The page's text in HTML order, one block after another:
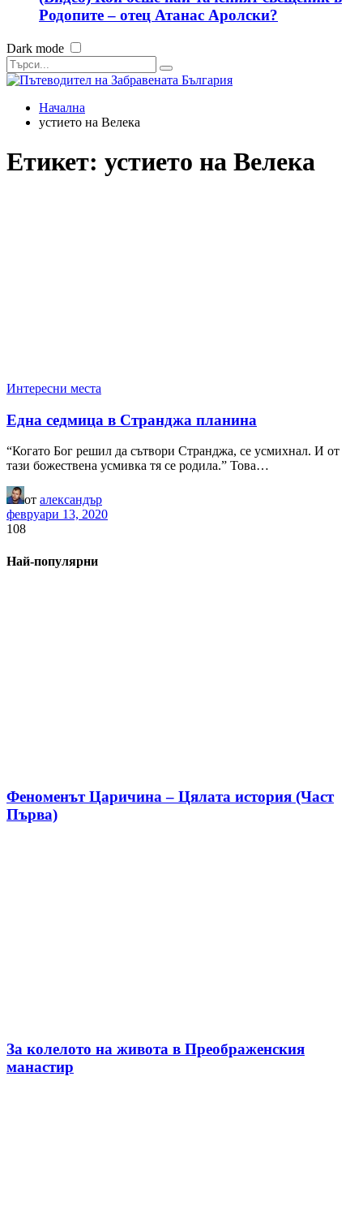
Родопите – отец Атанас Аролски?
Dark mode
Начална
устието на Велека
Етикет: устието на Велека
Интересни места
Една седмица в Странджа планина
“Когато Бог решил да сътвори Странджа, се усмихнал. И от
тази божествена усмивка тя се родила.” Това…
от александър
февруари 13, 2020
108
Най-популярни
Феноменът Царичина – Цялата история (Част
Първа)
За колелото на живота в Преображенския
манастир